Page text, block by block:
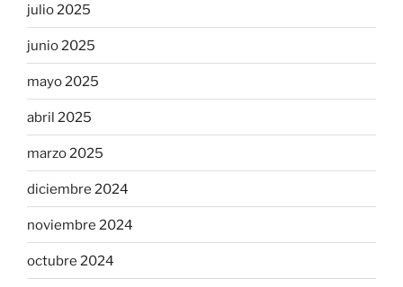
julio 2025
junio 2025
mayo 2025
abril 2025
marzo 2025
diciembre 2024
noviembre 2024
octubre 2024